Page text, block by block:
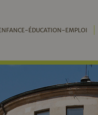
ÉDUCATION-EMPLOI